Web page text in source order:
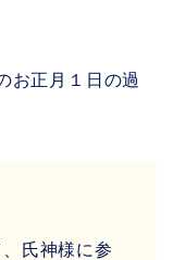
お正月１日の過
氏神様に参